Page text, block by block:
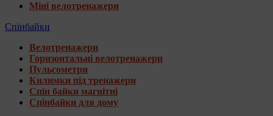
Міні велотренажери
Спінбайки
Велотренажери
Горизонтальні велотренажери
Пульсометри
Килимки під тренажери
Спін байки магнітні
Спінбайки для дому